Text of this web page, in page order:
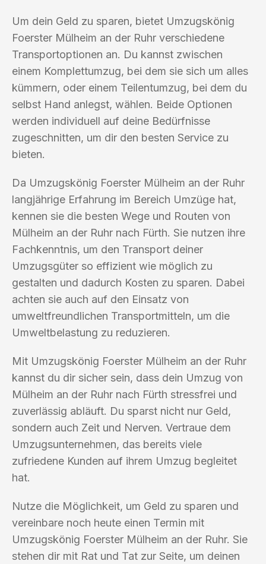
Um dein Geld zu sparen, bietet Umzugskönig
Foerster Mülheim an der Ruhr verschiedene
Transportoptionen an. Du kannst zwischen
einem Komplettumzug, bei dem sie sich um alles
kümmern, oder einem Teilentumzug, bei dem du
selbst Hand anlegst, wählen. Beide Optionen
werden individuell auf deine Bedürfnisse
zugeschnitten, um dir den besten Service zu
bieten.
Da Umzugskönig Foerster Mülheim an der Ruhr
langjährige Erfahrung im Bereich Umzüge hat,
kennen sie die besten Wege und Routen von
Mülheim an der Ruhr nach Fürth. Sie nutzen ihre
Fachkenntnis, um den Transport deiner
Umzugsgüter so effizient wie möglich zu
gestalten und dadurch Kosten zu sparen. Dabei
achten sie auch auf den Einsatz von
umweltfreundlichen Transportmitteln, um die
Umweltbelastung zu reduzieren.
Mit Umzugskönig Foerster Mülheim an der Ruhr
kannst du dir sicher sein, dass dein Umzug von
Mülheim an der Ruhr nach Fürth stressfrei und
zuverlässig abläuft. Du sparst nicht nur Geld,
sondern auch Zeit und Nerven. Vertraue dem
Umzugsunternehmen, das bereits viele
zufriedene Kunden auf ihrem Umzug begleitet
hat.
Nutze die Möglichkeit, um Geld zu sparen und
vereinbare noch heute einen Termin mit
Umzugskönig Foerster Mülheim an der Ruhr. Sie
stehen dir mit Rat und Tat zur Seite, um deinen